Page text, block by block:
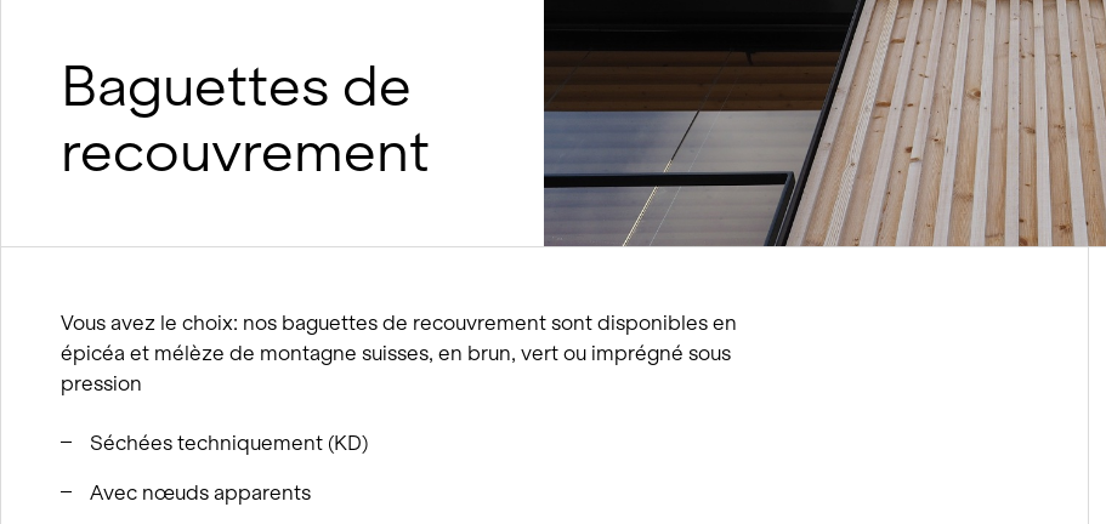
en bois
Processus BIM
Concepts de viabilité hivernale
Hôtellerie et restauration
Loisirs et Sport
Santé et accompagnement
Service hivernal
Événements
Baguettes de
recouvrement
Vous avez le choix: nos baguettes de recouvrement sont disponibles en
épicéa et mélèze de montagne suisses, en brun, vert ou imprégné sous
pression
Séchées techniquement (KD)
Avec nœuds apparents